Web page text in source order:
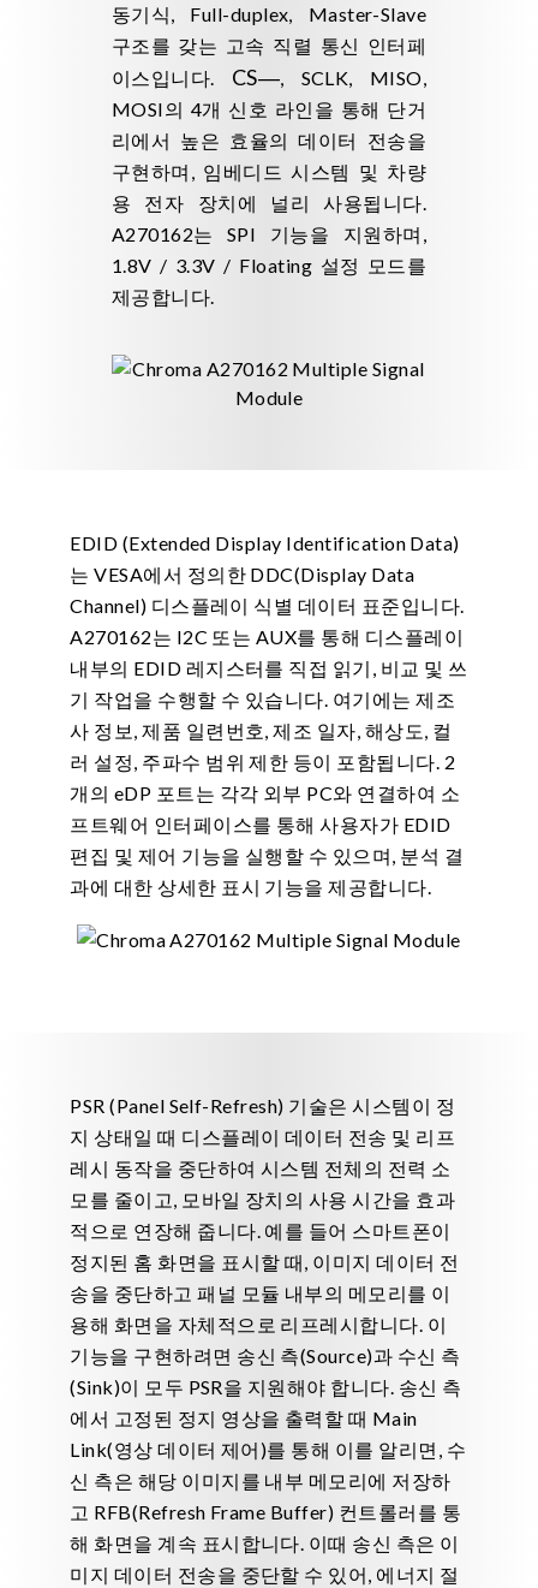
동기식, Full-duplex, Master-Slave
구조를 갖는 고속 직렬 통신 인터페
이스입니다. CS― , SCLK, MISO,
MOSI의 4개 신호 라인을 통해 단거
리에서 높은 효율의 데이터 전송을
구현하며, 임베디드 시스템 및 차량
용 전자 장치에 널리 사용됩니다.
A270162는 SPI 기능을 지원하며,
1.8V / 3.3V / Floating 설정 모드를
제공합니다.
EDID (Extended Display Identification Data)
는 VESA에서 정의한 DDC(Display Data
Channel) 디스플레이 식별 데이터 표준입니다.
A270162는 I2C 또는 AUX를 통해 디스플레이
내부의 EDID 레지스터를 직접 읽기, 비교 및 쓰
기 작업을 수행할 수 있습니다. 여기에는 제조
사 정보, 제품 일련번호, 제조 일자, 해상도, 컬
러 설정, 주파수 범위 제한 등이 포함됩니다. 2
개의 eDP 포트는 각각 외부 PC와 연결하여 소
프트웨어 인터페이스를 통해 사용자가 EDID
편집 및 제어 기능을 실행할 수 있으며, 분석 결
과에 대한 상세한 표시 기능을 제공합니다.
PSR (Panel Self-Refresh) 기술은 시스템이 정
지 상태일 때 디스플레이 데이터 전송 및 리프
레시 동작을 중단하여 시스템 전체의 전력 소
모를 줄이고, 모바일 장치의 사용 시간을 효과
적으로 연장해 줍니다. 예를 들어 스마트폰이
정지된 홈 화면을 표시할 때, 이미지 데이터 전
송을 중단하고 패널 모듈 내부의 메모리를 이
용해 화면을 자체적으로 리프레시합니다. 이
기능을 구현하려면 송신 측(Source)과 수신 측
(Sink)이 모두 PSR을 지원해야 합니다. 송신 측
에서 고정된 정지 영상을 출력할 때 Main
Link(영상 데이터 제어)를 통해 이를 알리면, 수
신 측은 해당 이미지를 내부 메모리에 저장하
고 RFB(Refresh Frame Buffer) 컨트롤러를 통
해 화면을 계속 표시합니다. 이때 송신 측은 이
미지 데이터 전송을 중단할 수 있어, 에너지 절